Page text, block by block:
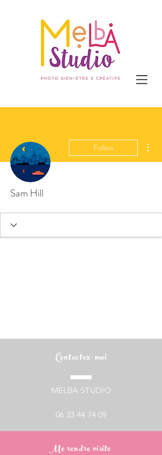
Follow
Sam Hill
Contactez-moi
MELBA STUDIO
06 33 44 74 09
Me rendre visite